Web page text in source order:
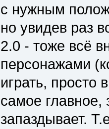
с нужным
но увидев раз
2.0 - тоже всё
персонажами
играть, просто
самое главное,
запаздывает.